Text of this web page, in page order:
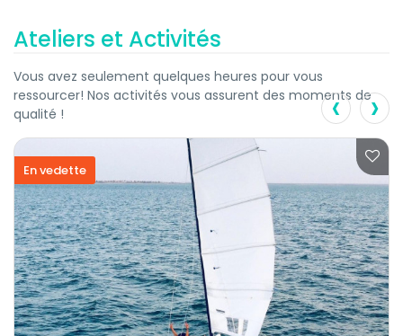
Ateliers et Activités
Vous avez seulement quelques heures pour vous
ressourcer! Nos activités vous assurent des moments de
qualité !
En vedette
‹ ›